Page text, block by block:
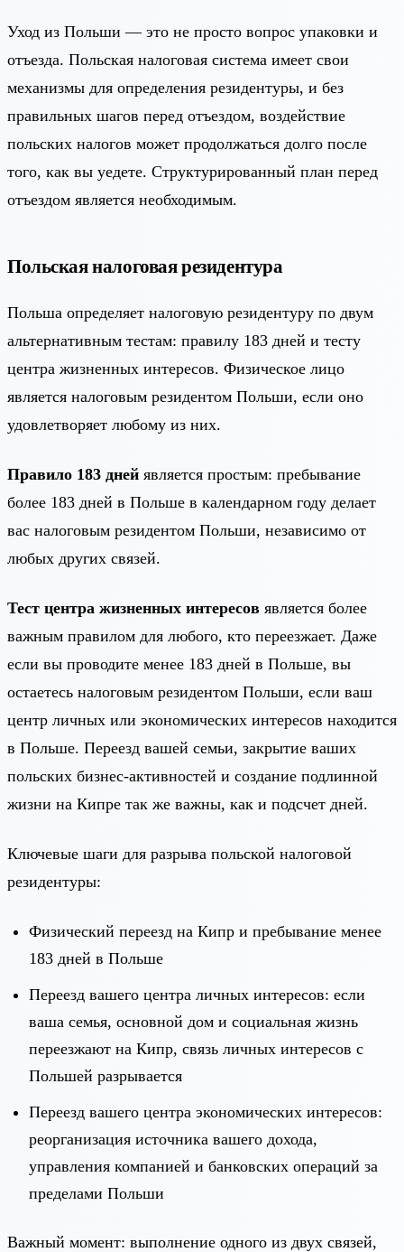
Уход из Польши — это не просто вопрос упаковки и
отъезда. Польская налоговая система имеет свои
механизмы для определения резидентуры, и без
правильных шагов перед отъездом, воздействие
польских налогов может продолжаться долго после
того, как вы уедете. Структурированный план перед
отъездом является необходимым.
Польская налоговая резидентура
Польша определяет налоговую резидентуру по двум
альтернативным тестам: правилу 183 дней и тесту
центра жизненных интересов. Физическое лицо
является налоговым резидентом Польши, если оно
удовлетворяет любому из них.
Правило 183 дней является простым: пребывание
более 183 дней в Польше в календарном году делает
вас налоговым резидентом Польши, независимо от
любых других связей.
Тест центра жизненных интересов является более
важным правилом для любого, кто переезжает. Даже
если вы проводите менее 183 дней в Польше, вы
остаетесь налоговым резидентом Польши, если ваш
центр личных или экономических интересов находится
в Польше. Переезд вашей семьи, закрытие ваших
польских бизнес-активностей и создание подлинной
жизни на Кипре так же важны, как и подсчет дней.
Ключевые шаги для разрыва польской налоговой
резидентуры:
Физический переезд на Кипр и пребывание менее
183 дней в Польше
Переезд вашего центра личных интересов: если
ваша семья, основной дом и социальная жизнь
переезжают на Кипр, связь личных интересов с
Польшей разрывается
Переезд вашего центра экономических интересов:
реорганизация источника вашего дохода,
управления компанией и банковских операций за
пределами Польши
Важный момент: выполнение одного из двух связей,